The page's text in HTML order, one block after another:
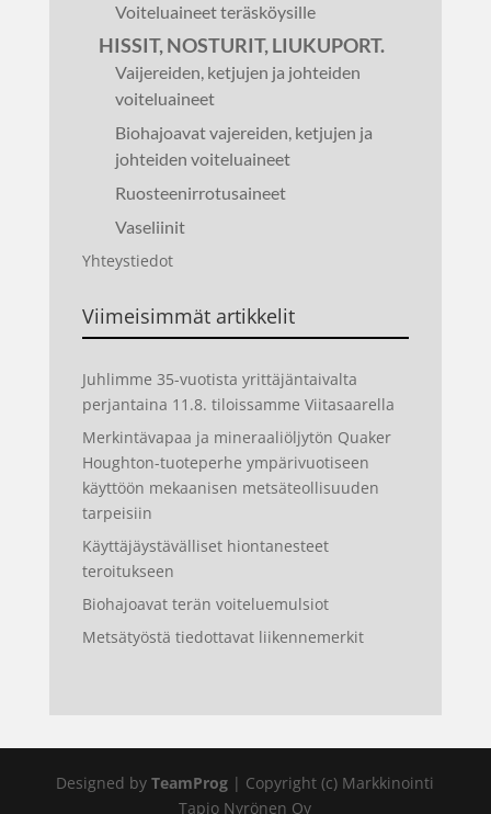
Voiteluaineet teräsköysille
HISSIT, NOSTURIT, LIUKUPORT.
Vaijereiden, ketjujen ja johteiden
voiteluaineet
Biohajoavat vajereiden, ketjujen ja
johteiden voiteluaineet
Ruosteenirrotusaineet
Vaseliinit
Yhteystiedot
Viimeisimmät artikkelit
Juhlimme 35-vuotista yrittäjäntaivalta
perjantaina 11.8. tiloissamme Viitasaarella
Merkintävapaa ja mineraaliöljytön Quaker
Houghton-tuoteperhe ympärivuotiseen
käyttöön mekaanisen metsäteollisuuden
tarpeisiin
Käyttäjäystävälliset hiontanesteet
teroitukseen
Biohajoavat terän voiteluemulsiot
Metsätyöstä tiedottavat liikennemerkit
Designed byTeamProg | Copyright (c) Markkinointi
Tapio Nyrönen Oy